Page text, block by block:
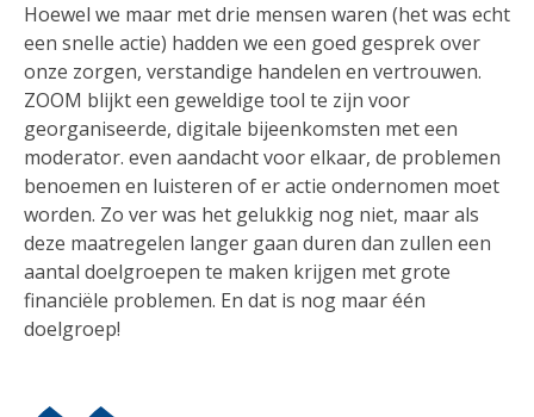
Hoewel we maar met drie mensen waren (het was echt
een snelle actie) hadden we een goed gesprek over
onze zorgen, verstandige handelen en vertrouwen.
ZOOM blijkt een geweldige tool te zijn voor
georganiseerde, digitale bijeenkomsten met een
moderator. even aandacht voor elkaar, de problemen
benoemen en luisteren of er actie ondernomen moet
worden. Zo ver was het gelukkig nog niet, maar als
deze maatregelen langer gaan duren dan zullen een
aantal doelgroepen te maken krijgen met grote
financiële problemen. En dat is nog maar één
doelgroep!